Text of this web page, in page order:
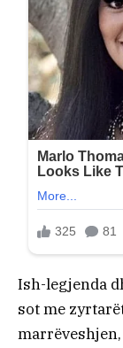
Ish-legjenda
sot me